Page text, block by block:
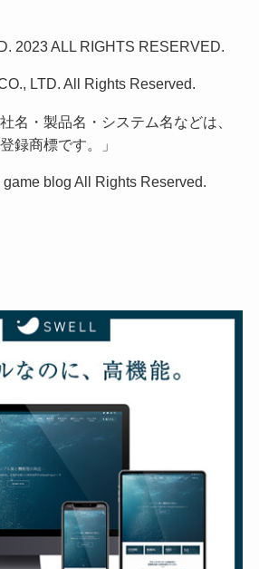
2023 ALL RIGHTS RESERVED.
LTD. All Rights Reserved.
名・製品名・システム名などは、
録商標です。」
blog All Rights Reserved.